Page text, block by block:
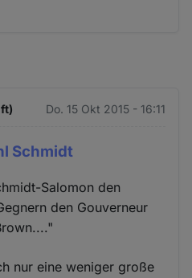
Do. 15 Okt 2015 - 16:11
Schmidt
Salomon den
den Gouverneur
nur eine weniger große